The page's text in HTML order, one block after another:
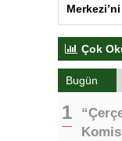
Çok
Bugün